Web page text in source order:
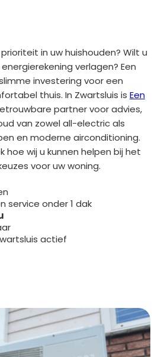
in uw huishouden? Wilt u
verlagen? Een
investering voor een
thuis. In Zwartsluis is Een
partner voor advies,
van zowel all-electric als
en moderne airconditioning.
hoe wij u kunnen helpen bij het
voor uw woning.
service onder 1 dak
actief